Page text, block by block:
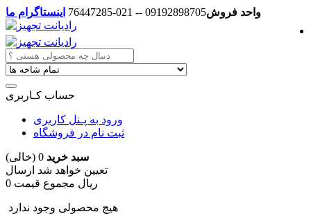
واحد فروش09192898705 -- 021-76447285 اینستاگرام ما
حساب کـاربری
ورود به پـنل کاربری
ثبت نام در فروشگاه
سبد خرید 0 (خالی)
تعیین خواهد شد ارسال
0 ریال مجموع قیمت
هیچ محصولی وجود ندارد